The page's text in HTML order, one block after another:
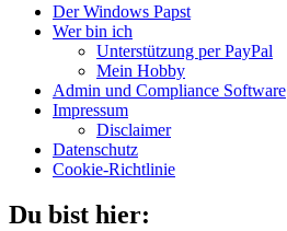
Der Windows Papst
Wer bin ich
Unterstützung per PayPal
Mein Hobby
Admin und Compliance Software
Impressum
Disclaimer
Datenschutz
Cookie-Richtlinie
Du bist hier: